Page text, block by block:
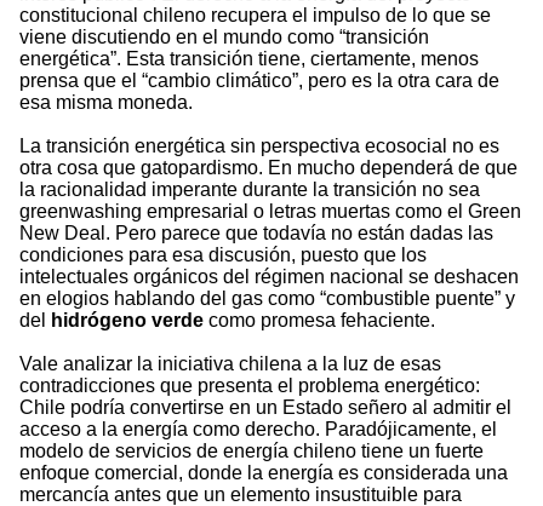
constitucional chileno recupera el impulso de lo que se
viene discutiendo en el mundo como “transición
energética”. Esta transición tiene, ciertamente, menos
prensa que el “cambio climático”, pero es la otra cara de
esa misma moneda.
La transición energética sin perspectiva ecosocial no es
otra cosa que gatopardismo. En mucho dependerá de que
la racionalidad imperante durante la transición no sea
greenwashing empresarial o letras muertas como el Green
New Deal. Pero parece que todavía no están dadas las
condiciones para esa discusión, puesto que los
intelectuales orgánicos del régimen nacional se deshacen
en elogios hablando del gas como “combustible puente” y
del
hidrógeno verde como promesa fehaciente.
Vale analizar la iniciativa chilena a la luz de esas
contradicciones que presenta el problema energético:
Chile podría convertirse en un Estado señero al admitir el
acceso a la energía como derecho. Paradójicamente, el
modelo de servicios de energía chileno tiene un fuerte
enfoque comercial, donde la energía es considerada una
mercancía antes que un elemento insustituible para